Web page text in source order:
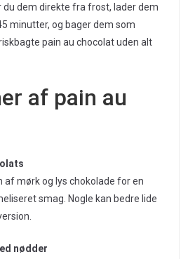
dem direkte fra frost, lader dem
minutter, og bager dem som
pain au chocolat uden alt
af pain au
af mørk og lys chokolade for en
smag. Nogle kan bedre lide
nødder